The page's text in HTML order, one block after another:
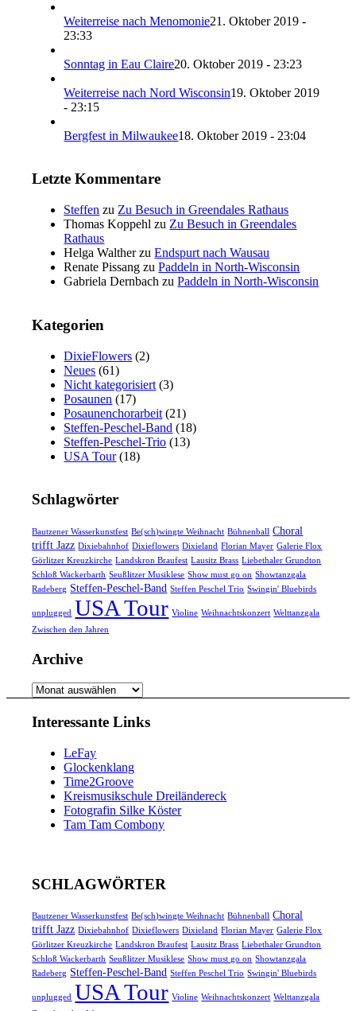
Weiterreise nach Menomonie21. Oktober 2019 -
23:33
Sonntag in Eau Claire20. Oktober 2019 - 23:23
Weiterreise nach Nord Wisconsin19. Oktober 2019
- 23:15
Bergfest in Milwaukee18. Oktober 2019 - 23:04
Letzte Kommentare
Steffen zu Zu Besuch in Greendales Rathaus
Thomas Koppehl zu Zu Besuch in Greendales
Rathaus
Helga WaltherzuEndspurt nach Wausau
Renate Pissang zuPaddeln in North-Wisconsin
Gabriela Dernbach zuPaddeln in North-Wisconsin
Kategorien
DixieFlowers (2)
Neues (61)
Nicht kategorisiert (3)
Posaunen (17)
Posaunenchorarbeit (21)
Steffen-Peschel-Band (18)
Steffen-Peschel-Trio (13)
USA Tour(18)
Schlagwörter
Bautzener Wasserkunstfest Be(sch)wingte Weihnacht Bühnenball Choral
trifft Jazz Dixiebahnhof Dixieflowers Dixieland Florian Mayer Galerie Flox
Görlitzer Kreuzkirche Landskron Braufest Lausitz Brass Liebethaler Grundton
Schloß Wackerbarth Seußlitzer Musiklese Show must go on Showtanzgala
Radeberg Steffen-Peschel-Band Steffen Peschel Trio Swingin' Bluebirds
unplugged USA Tour Violine Weihnachtskonzert Welttanzgala
Zwischen den Jahren
Archive
Archive
Interessante Links
LeFay
Glockenklang
Time2Groove
Kreismusikschule Dreiländereck
Fotografin Silke Köster
Tam Tam Combony
SCHLAGWÖRTER
Bautzener Wasserkunstfest Be(sch)wingte Weihnacht Bühnenball Choral
trifft Jazz Dixiebahnhof Dixieflowers Dixieland Florian Mayer Galerie Flox
Görlitzer Kreuzkirche Landskron Braufest Lausitz Brass Liebethaler Grundton
Schloß Wackerbarth Seußlitzer Musiklese Show must go on Showtanzgala
Radeberg Steffen-Peschel-Band Steffen Peschel Trio Swingin' Bluebirds
unplugged USA Tour Violine Weihnachtskonzert Welttanzgala